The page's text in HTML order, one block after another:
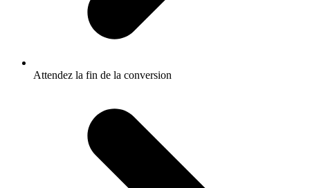
Attendez la fin de la conversion